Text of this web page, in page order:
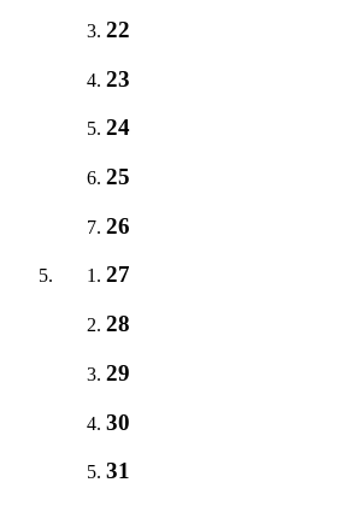
22
23
24
25
26
27
28
29
30
31